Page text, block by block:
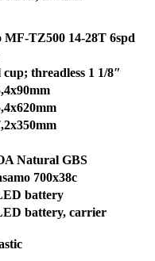
MF-TZ500 14-28T 6spd
threadless 1 1/8″
Natural GBS
700x38c
battery
battery, carrier